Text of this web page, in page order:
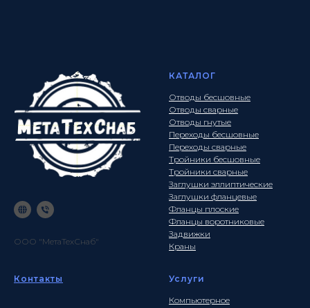
ООО "МетаТехСнаб"
КАТАЛОГ
Отводы бесшовные
Отводы сварные
Отводы гнутые
Переходы бесшовные
Переходы сварные
Тройники бесшовные
Тройники сварные
Заглушки эллиптические
Заглушки фланцевые
Фланцы плоские
Фланцы воротниковые
Задвижки
Краны
Контакты Услуги
Компьютерное